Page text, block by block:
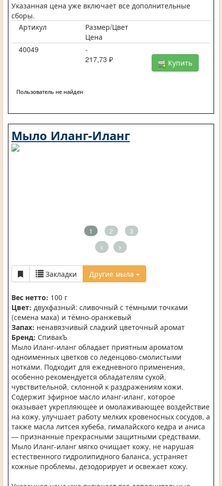
Указанная цена уже включает все дополнительные
сборы.
Артикул
Размер/Цвет
Цена
40049
-
217,73 ₽
Купить
Пользователь не найден
Мыло Иланг-Иланг
1 2 3
< >
Закладки Другие мыла
Вес нетто: 100 г
Цвет: двухфазный: сливочный с тёмными точками
(семена мака) и тёмно-оранжевый
Запах: ненавязчивый сладкий цветочный аромат
Бренд: СпивакЪ
Мыло Иланг-иланг обладает приятным ароматом
одноименных цветков со леденцово-смолистыми
нотками. Подходит для ежедневного применения,
особенно рекомендуется обладателям сухой,
чувствительной, склонной к раздражениям кожи.
Содержит эфирное масло иланг-иланг, которое
оказывает укрепляющее и омолаживающее воздействие
на кожу, улучшает работу мелких кровеносных сосудов, а
также масла литсея кубеба, гималайского кедра и аниса
— признанные прекрасными защитными средствами.
Мыло Иланг-иланг мягко очищает кожу, не нарушая
естественного гидролипидного баланса, устраняет
кожные проблемы, дезодорирует и освежает кожу.